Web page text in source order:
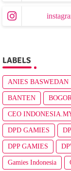
LABELS
ANIES BASWEDAN
BANTEN BOGOR
CEO
DPD GAMIES
DPP GAMIES
Gamies Indonesia